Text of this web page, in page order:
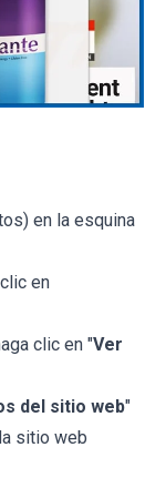
en la esquina
en
clic en "Ver
del sitio web"
sitio web